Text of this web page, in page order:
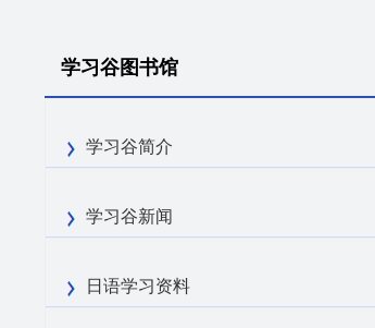
学习谷图书馆
学习谷简介
学习谷新闻
日语学习资料